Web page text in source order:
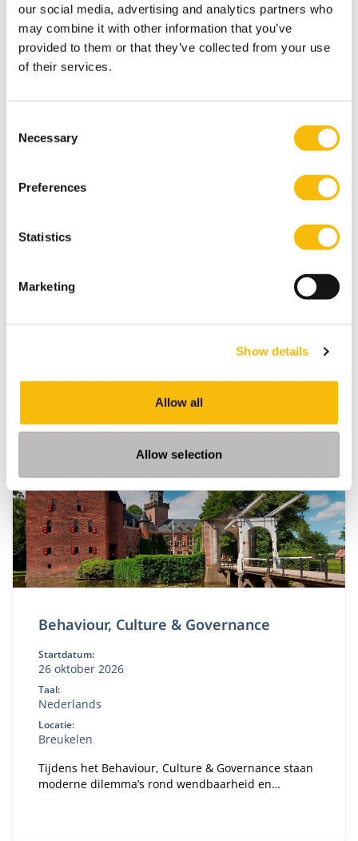
our social media, advertising and analytics partners who
may combine it with other information that you’ve
provided to them or that they’ve collected from your use
of their services.
Selection
Necessary
Preferences
Statistics
Marketing
Show details
Allow all
Allow selection
Startdatum:
25 november 2026
Nederlands
De boardroom vraagt om meer dan ervaring. In een
publieke aandacht wil je een governance-kompas
dat staat — én de boardroom-vaardigheid om
effectief te blijven onder spanning. In het New
Board Program ontwikkel je jouw besluitvorming,
en vertaal je iedere module direct naar jouw
Behaviour, Culture & Governance
Startdatum:
26 oktober 2026
Taal:
Nederlands
Locatie:
Breukelen
Tijdens het Behaviour, Culture & Governance staan
moderne dilemma’s rond wendbaarheid en